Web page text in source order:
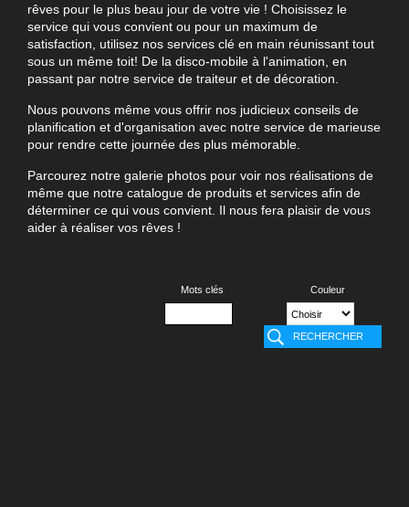
rêves pour le plus beau jour de votre vie ! Choisissez le
service qui vous convient ou pour un maximum de
satisfaction, utilisez nos services clé en main réunissant tout
sous un même toit! De la disco-mobile à l'animation, en
passant par notre service de traiteur et de décoration.
Nous pouvons même vous offrir nos judicieux conseils de
planification et d'organisation avec notre service de marieuse
pour rendre cette journée des plus mémorable.
Parcourez notre galerie photos pour voir nos réalisations de
même que notre catalogue de produits et services afin de
déterminer ce qui vous convient. Il nous fera plaisir de vous
aider à réaliser vos rêves !
Mots clés Couleur